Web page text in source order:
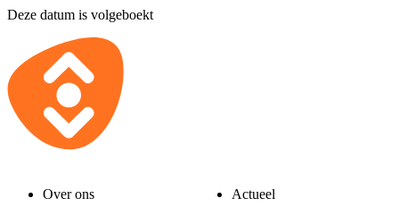
Deze datum is volgeboekt
Over ons Actueel